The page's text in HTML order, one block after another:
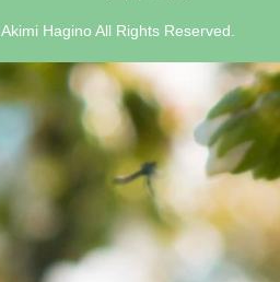
Hagino All Rights Reserved.